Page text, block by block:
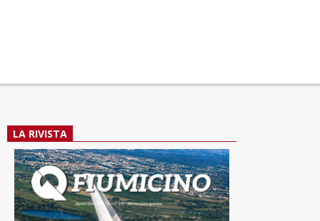
LA RIVISTA